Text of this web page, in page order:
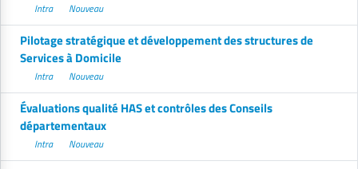
Intra Nouveau
Pilotage stratégique et développement des structures de
Services à Domicile
Intra Nouveau
Évaluations qualité HAS et contrôles des Conseils
départementaux
Intra Nouveau